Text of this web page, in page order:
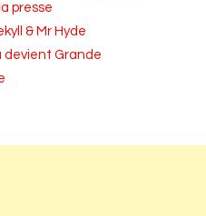
presse
& Mr Hyde
devient Grande